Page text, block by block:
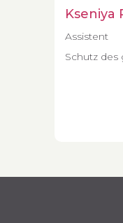
Kseniya
Assistent
Schutz